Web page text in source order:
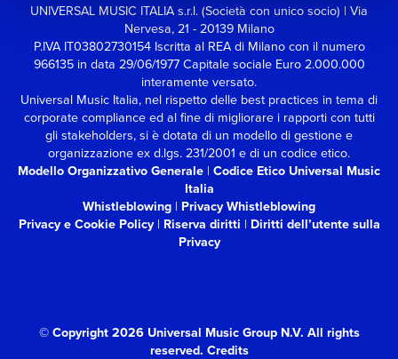
UNIVERSAL MUSIC ITALIA s.r.l. (Società con unico socio) | Via
Nervesa, 21 - 20139 Milano
P.IVA IT03802730154 Iscritta al REA di Milano con il numero
966135 in data 29/06/1977 Capitale sociale Euro 2.000.000
interamente versato.
Universal Music Italia, nel rispetto delle best practices in tema di
corporate compliance ed al fine di migliorare i rapporti con tutti
gli stakeholders, si è dotata di un modello di gestione e
organizzazione ex d.lgs. 231/2001 e di un codice etico.
Modello Organizzativo Generale | Codice Etico Universal Music
Italia
Whistleblowing | Privacy Whistleblowing
Privacy e Cookie Policy| Riserva diritti | Diritti dell’utente sulla
Privacy
© Copyright 2026 Universal Music Group N.V. All rights
reserved. Credits